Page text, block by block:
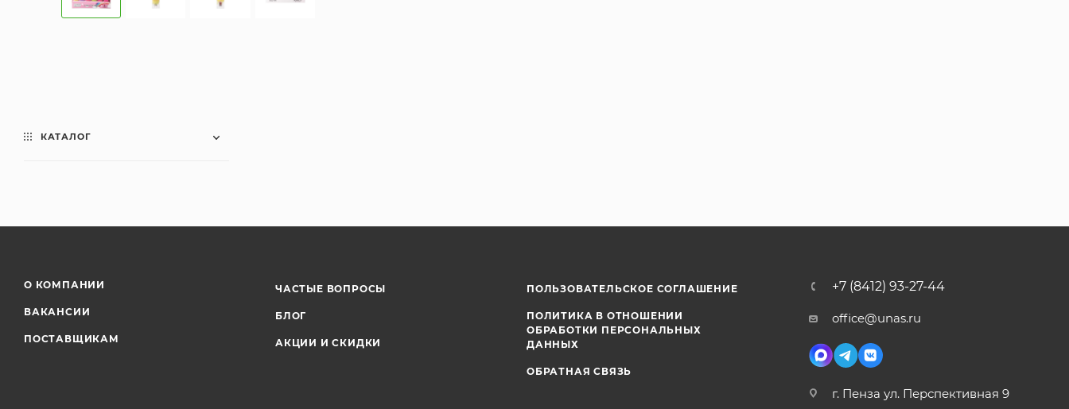
КАТАЛОГ
О КОМПАНИИ
ВАКАНСИИ
ПОСТАВЩИКАМ
ЧАСТЫЕ ВОПРОСЫ
БЛОГ
АКЦИИ И СКИДКИ
ПОЛЬЗОВАТЕЛЬСКОЕ СОГЛАШЕНИЕ
ПОЛИТИКА В ОТНОШЕНИИ
ОБРАБОТКИ ПЕРСОНАЛЬНЫХ
ДАННЫХ
ОБРАТНАЯ СВЯЗЬ
+7 (8412) 93-27-44
office@unas.ru
г. Пенза ул. Перспективная 9